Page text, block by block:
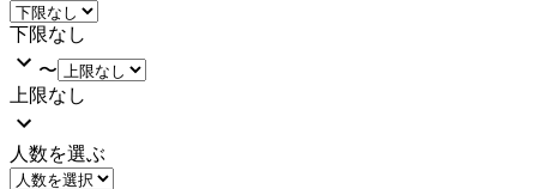
下限なし
〜
上限なし
人数を選ぶ